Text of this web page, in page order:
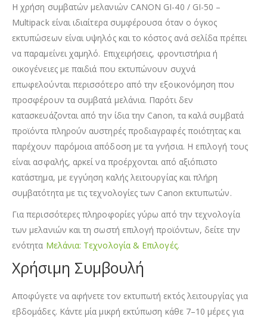
Η χρήση συμβατών μελανιών CANON GI-40 / GI-50 –
Multipack είναι ιδιαίτερα συμφέρουσα όταν ο όγκος
εκτυπώσεων είναι υψηλός και το κόστος ανά σελίδα πρέπει
να παραμείνει χαμηλό. Επιχειρήσεις, φροντιστήρια ή
οικογένειες με παιδιά που εκτυπώνουν συχνά
επωφελούνται περισσότερο από την εξοικονόμηση που
προσφέρουν τα συμβατά μελάνια. Παρότι δεν
κατασκευάζονται από την ίδια την Canon, τα καλά συμβατά
προϊόντα πληρούν αυστηρές προδιαγραφές ποιότητας και
παρέχουν παρόμοια απόδοση με τα γνήσια. Η επιλογή τους
είναι ασφαλής, αρκεί να προέρχονται από αξιόπιστο
κατάστημα, με εγγύηση καλής λειτουργίας και πλήρη
συμβατότητα με τις τεχνολογίες των Canon εκτυπωτών.
Για περισσότερες πληροφορίες γύρω από την τεχνολογία
των μελανιών και τη σωστή επιλογή προϊόντων, δείτε την
ενότητα Μελάνια: Τεχνολογία & Επιλογές.
Χρήσιμη Συμβουλή
Αποφύγετε να αφήνετε τον εκτυπωτή εκτός λειτουργίας για
εβδομάδες. Κάντε μία μικρή εκτύπωση κάθε 7–10 μέρες για